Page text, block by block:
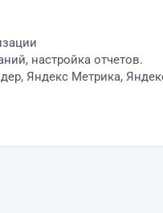
настройка отчетов.
Яндекс Метрика,